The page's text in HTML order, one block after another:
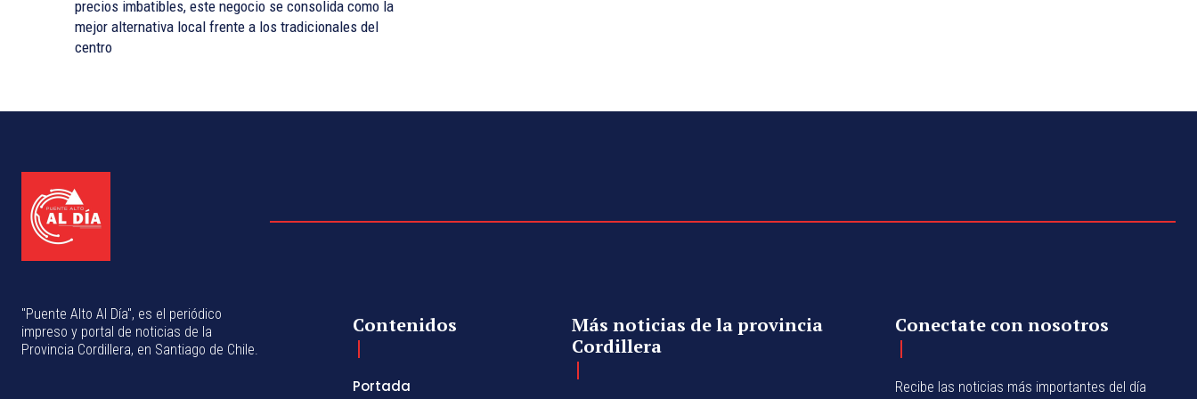
precios imbatibles, este negocio se consolida como la
mejor alternativa local frente a los tradicionales del
centro
"Puente Alto Al Día", es el periódico
impreso y portal de noticias de la
Provincia Cordillera, en Santiago de Chile.
Contenidos
Portada
Más noticias de la provincia
Cordillera
Conectate con nosotros
Recibe las noticias más importantes del día